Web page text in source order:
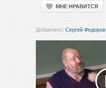
МНЕ НРАВИТСЯ
Добавлено: Сергей Федоров